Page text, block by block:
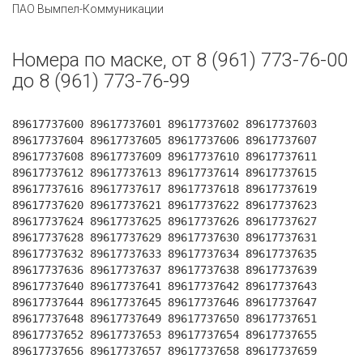
ПАО Вымпел-Коммуникации
Номера по маске, от 8 (961) 773-76-00
до 8 (961) 773-76-99
89617737600 89617737601 89617737602 89617737603
89617737604 89617737605 89617737606 89617737607
89617737608 89617737609 89617737610 89617737611
89617737612 89617737613 89617737614 89617737615
89617737616 89617737617 89617737618 89617737619
89617737620 89617737621 89617737622 89617737623
89617737624 89617737625 89617737626 89617737627
89617737628 89617737629 89617737630 89617737631
89617737632 89617737633 89617737634 89617737635
89617737636 89617737637 89617737638 89617737639
89617737640 89617737641 89617737642 89617737643
89617737644 89617737645 89617737646 89617737647
89617737648 89617737649 89617737650 89617737651
89617737652 89617737653 89617737654 89617737655
89617737656 89617737657 89617737658 89617737659